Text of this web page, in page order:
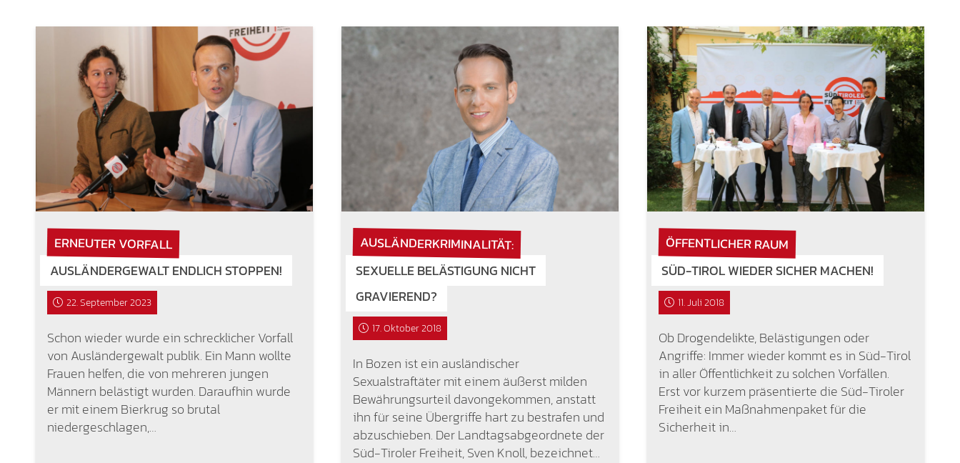
ERNEUTER VORFALL
AUSLÄNDERGEWALT ENDLICH STOPPEN!
22. September 2023
Schon wieder wurde ein schrecklicher Vorfall
von Ausländergewalt publik. Ein Mann wollte
Frauen helfen, die von mehreren jungen
Männern belästigt wurden. Daraufhin wurde
er mit einem Bierkrug so brutal
niedergeschlagen,…
AUSLÄNDERKRIMINALITÄT:
SEXUELLE BELÄSTIGUNG NICHT
GRAVIEREND?
17. Oktober 2018
In Bozen ist ein ausländischer
Sexualstraftäter mit einem äußerst milden
Bewährungsurteil davongekommen, anstatt
ihn für seine Übergriffe hart zu bestrafen und
abzuschieben. Der Landtagsabgeordnete der
Süd-Tiroler Freiheit, Sven Knoll, bezeichnet…
ÖFFENTLICHER RAUM
SÜD-TIROL WIEDER SICHER MACHEN!
11. Juli 2018
Ob Drogendelikte, Belästigungen oder
Angriffe: Immer wieder kommt es in Süd-Tirol
in aller Öffentlichkeit zu solchen Vorfällen.
Erst vor kurzem präsentierte die Süd-Tiroler
Freiheit ein Maßnahmenpaket für die
Sicherheit in…